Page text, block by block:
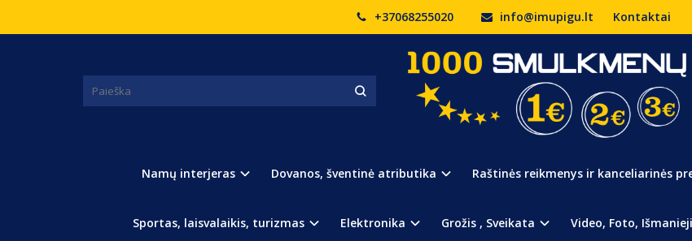
+37068255020 info@imupigu.lt Kontaktai
Namų interjeras Dovanos, šventinė atributika Raštinės reikmenys ir kanceliarinės
Sportas, laisvalaikis, turizmas Elektronika Grožis , Sveikata Video, Foto,
Pagrindinis Virtuvė, Indai, Įrankiai Kepimo formelė - tartaletė širdelės formos
KEPIMO FORMELĖ - TARTALETĖ ŠIRDELĖS FORMOS
Prekės kodas: